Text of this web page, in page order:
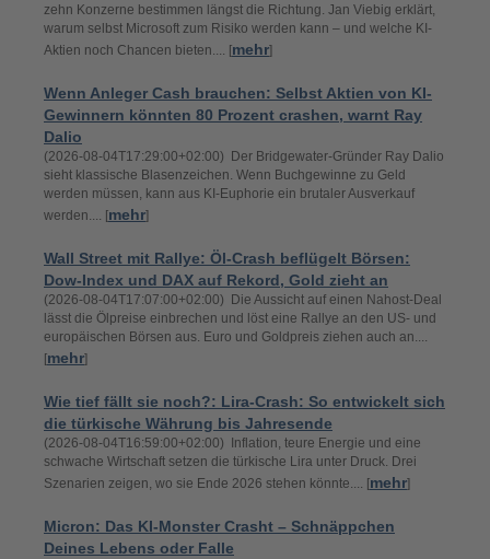
zehn Konzerne bestimmen längst die Richtung. Jan Viebig erklärt,
warum selbst Microsoft zum Risiko werden kann – und welche KI-
Aktien noch Chancen bieten.... [mehr]
Wenn Anleger Cash brauchen: Selbst Aktien von KI-
Gewinnern könnten 80 Prozent crashen, warnt Ray
Dalio
(2026-08-04T17:29:00+02:00) Der Bridgewater-Gründer Ray Dalio
sieht klassische Blasenzeichen. Wenn Buchgewinne zu Geld
werden müssen, kann aus KI-Euphorie ein brutaler Ausverkauf
werden.... [mehr]
Wall Street mit Rallye: Öl-Crash beflügelt Börsen:
Dow-Index und DAX auf Rekord, Gold zieht an
(2026-08-04T17:07:00+02:00) Die Aussicht auf einen Nahost-Deal
lässt die Ölpreise einbrechen und löst eine Rallye an den US- und
europäischen Börsen aus. Euro und Goldpreis ziehen auch an....
[mehr]
Wie tief fällt sie noch?: Lira-Crash: So entwickelt sich
die türkische Währung bis Jahresende
(2026-08-04T16:59:00+02:00) Inflation, teure Energie und eine
schwache Wirtschaft setzen die türkische Lira unter Druck. Drei
Szenarien zeigen, wo sie Ende 2026 stehen könnte.... [mehr]
Micron: Das KI-Monster Crasht – Schnäppchen
Deines Lebens oder Falle